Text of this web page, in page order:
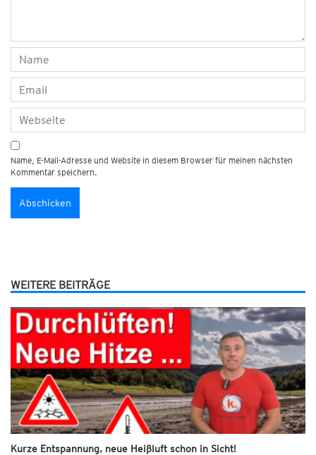
Name, E-Mail-Adresse und Website in diesem Browser für meinen nächsten
Kommentar speichern.
WEITERE BEITRÄGE
Kurze Entspannung, neue Heißluft schon in Sicht!